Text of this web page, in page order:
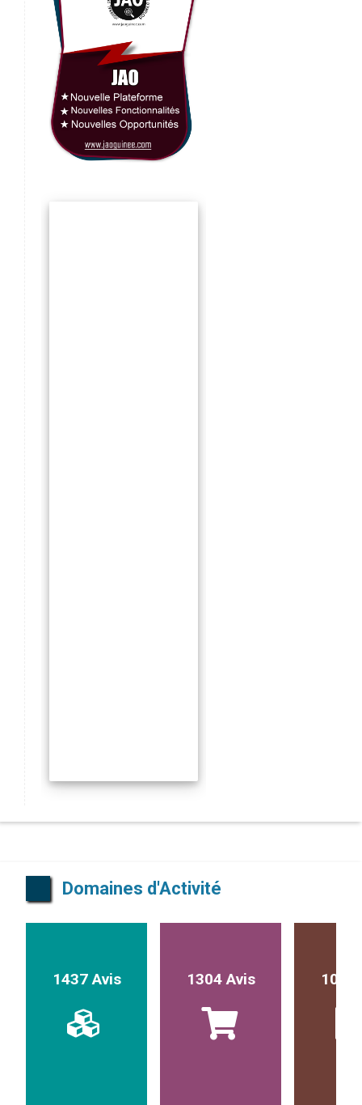
Domaines d'Activité
1437 Avis 1304 Avis 1017